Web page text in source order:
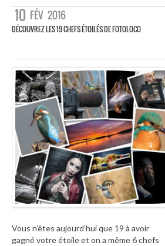
10 FÉV 2016
DÉCOUVREZ LES 19 CHEFS ÉTOILÉS DE FOTOLOCO
Vous n’êtes aujourd’hui que 19 à avoir
gagné votre étoile et on a même 6 chefs